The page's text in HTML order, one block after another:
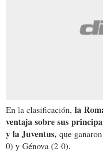
En la clasificación, la
ventaja sobre sus
y la Juventus, que
0) y Génova (2-0).